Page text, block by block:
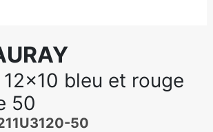
12x10 bleu et rouge
50
50